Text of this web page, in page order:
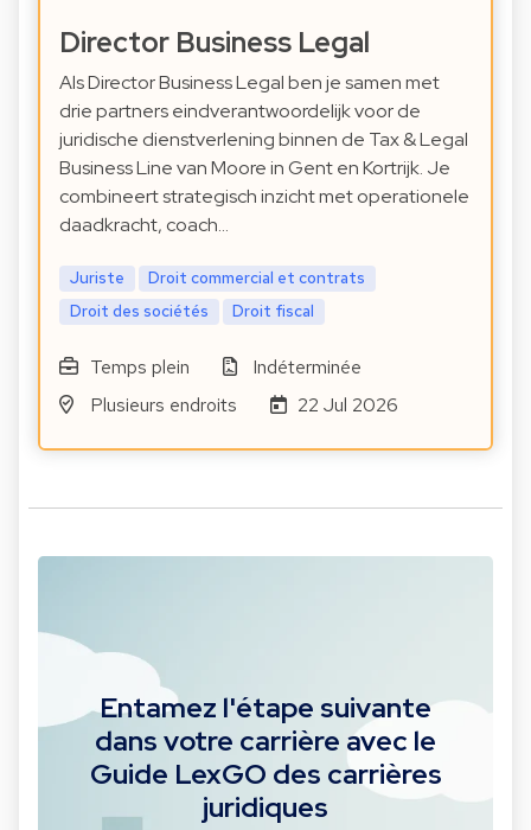
Director Business Legal
Als Director Business Legal ben je samen met
drie partners eindverantwoordelijk voor de
juridische dienstverlening binnen de Tax & Legal
Business Line van Moore in Gent en Kortrijk. Je
combineert strategisch inzicht met operationele
daadkracht, coach…
Juriste
Droit commercial et contrats
Droit des sociétés
Droit fiscal
Temps plein
Indéterminée
Plusieurs endroits
22 Jul 2026
Entamez l'étape suivante
dans votre carrière avec le
Guide LexGO des carrières
juridiques